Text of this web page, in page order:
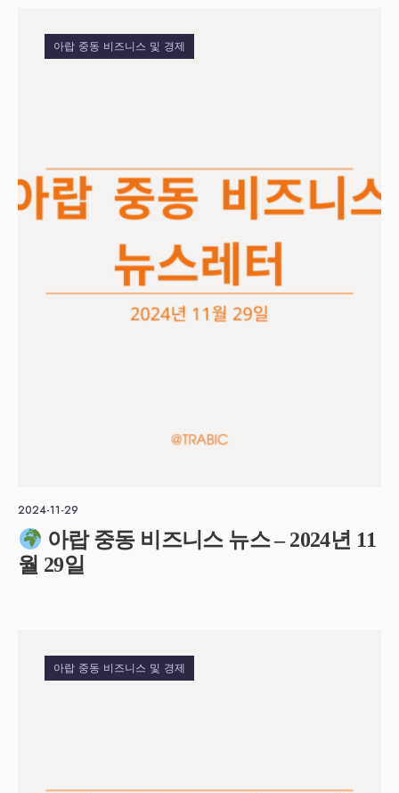
아랍 중동 비즈니스 및 경제
2024-11-29
아랍 중동 비즈니스 뉴스 – 2024년 11
월 29일
아랍 중동 비즈니스 및 경제